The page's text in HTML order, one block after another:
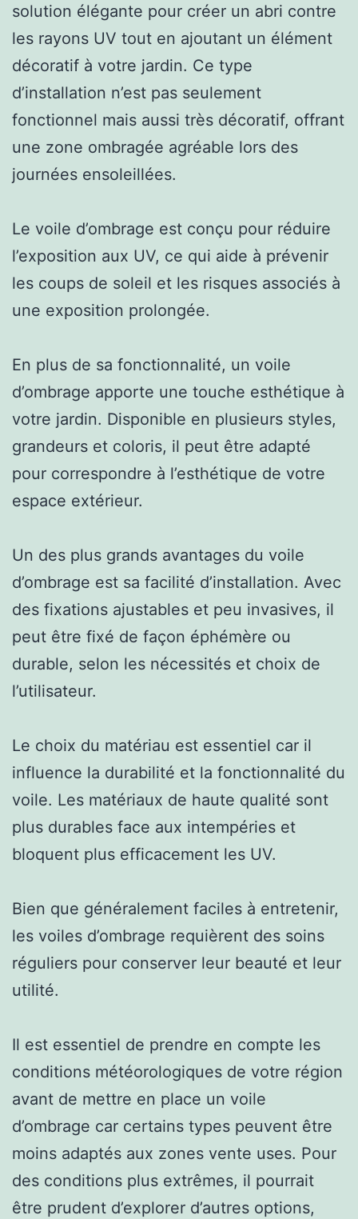
solution élégante pour créer un abri contre
les rayons UV tout en ajoutant un élément
décoratif à votre jardin. Ce type
d’installation n’est pas seulement
fonctionnel mais aussi très décoratif, offrant
une zone ombragée agréable lors des
journées ensoleillées.
Le voile d’ombrage est conçu pour réduire
l’exposition aux UV, ce qui aide à prévenir
les coups de soleil et les risques associés à
une exposition prolongée.
En plus de sa fonctionnalité, un voile
d’ombrage apporte une touche esthétique à
votre jardin. Disponible en plusieurs styles,
grandeurs et coloris, il peut être adapté
pour correspondre à l’esthétique de votre
espace extérieur.
Un des plus grands avantages du voile
d’ombrage est sa facilité d’installation. Avec
des fixations ajustables et peu invasives, il
peut être fixé de façon éphémère ou
durable, selon les nécessités et choix de
l’utilisateur.
Le choix du matériau est essentiel car il
influence la durabilité et la fonctionnalité du
voile. Les matériaux de haute qualité sont
plus durables face aux intempéries et
bloquent plus efficacement les UV.
Bien que généralement faciles à entretenir,
les voiles d’ombrage requièrent des soins
réguliers pour conserver leur beauté et leur
utilité.
Il est essentiel de prendre en compte les
conditions météorologiques de votre région
avant de mettre en place un voile
d’ombrage car certains types peuvent être
moins adaptés aux zones vente uses. Pour
des conditions plus extrêmes, il pourrait
être prudent d’explorer d’autres options,